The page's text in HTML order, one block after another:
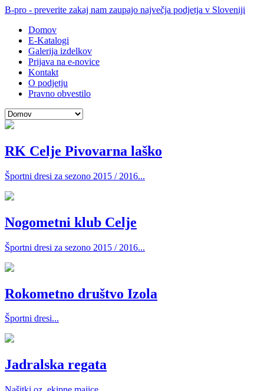
B-pro - preverite zakaj nam zaupajo največja podjetja v Sloveniji
Domov
E-Katalogi
Galerija izdelkov
Prijava na e-novice
Kontakt
O podjetju
Pravno obvestilo
RK Celje Pivovarna laško
Športni dresi za sezono 2015 / 2016...
Nogometni klub Celje
Športni dresi za sezono 2015 / 2016...
Rokometno društvo Izola
Športni dresi...
Jadralska regata